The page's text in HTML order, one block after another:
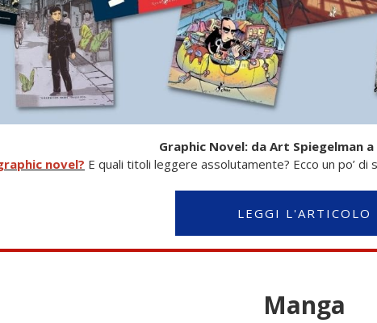
Graphic Novel: da Art Spiegelman
novel? E quali titoli leggere assolutamente? Ecco un po’
LEGGI L'ARTICOLO
Manga